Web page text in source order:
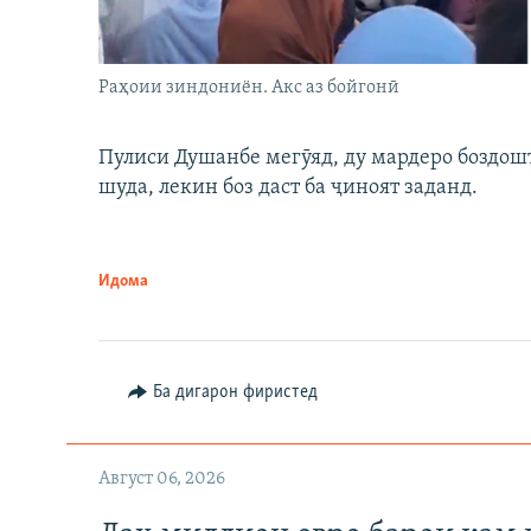
Раҳоии зиндониён. Акс аз бойгонӣ
Пулиси Душанбе мегӯяд, ду мардеро
шуда, лекин боз даст ба ҷиноят заданд.
Идома
Ба дигарон фиристед
Август 06, 2026